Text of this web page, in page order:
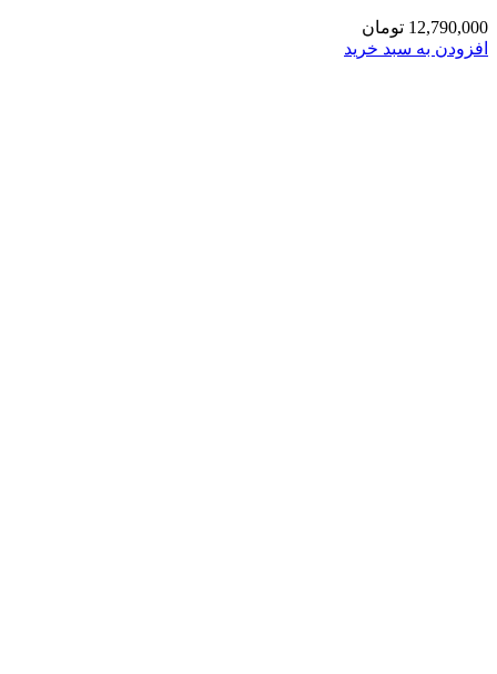
12,790,000 تومان
افزودن به سبد خرید